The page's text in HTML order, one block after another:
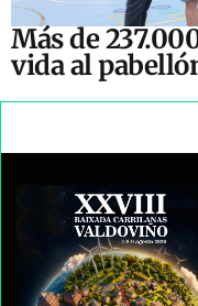
Más de
vida al